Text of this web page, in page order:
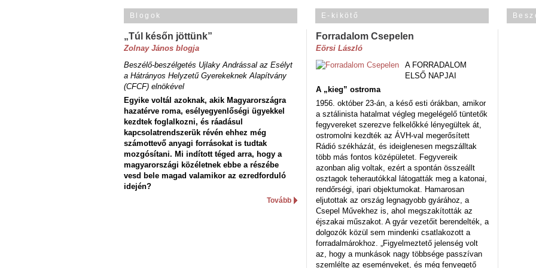
Blogok
„Túl későn jöttünk”
Zolnay János blogja
Beszélő-beszélgetés Ujlaky Andrással az Esélyt
a Hátrányos Helyzetű Gyerekeknek Alapítvány
(CFCF) elnökével
Egyike voltál azoknak, akik Magyarországra
hazatérve roma, esélyegyenlőségi ügyekkel
kezdtek foglalkozni, és ráadásul
kapcsolatrendszerük révén ehhez még
számottevő anyagi forrásokat is tudtak
mozgósítani. Mi indított téged arra, hogy a
magyarországi közéletnek ebbe a részébe
vesd bele magad valamikor az ezredforduló
idején?
Tovább
E-kikötő
Forradalom Csepelen
Eörsi László
A FORRADALOM
ELSŐ NAPJAI
A „kieg” ostroma
1956. október 23-án, a késő esti órákban, amikor
a sztálinista hatalmat végleg megelégelő tüntetők
fegyvereket szerezve felkelőkké lényegültek át,
ostromolni kezdték az ÁVH-val megerősített
Rádió székházát, és ideiglenesen megszálltak
több más fontos középületet. Fegyvereik
azonban alig voltak, ezért a spontán összeállt
osztagok teherautókkal látogatták meg a katonai,
rendőrségi, ipari objektumokat. Hamarosan
eljutottak az ország legnagyobb gyárához, a
Csepel Művekhez is, ahol megszakították az
éjszakai műszakot. A gyár vezetőit berendelték, a
dolgozók közül sem mindenki csatlakozott a
forradalmárokhoz. „Figyelmeztető jelenség volt
az, hogy a munkások nagy többsége passzívan
szemlélte az eseményeket, és még fenyegető